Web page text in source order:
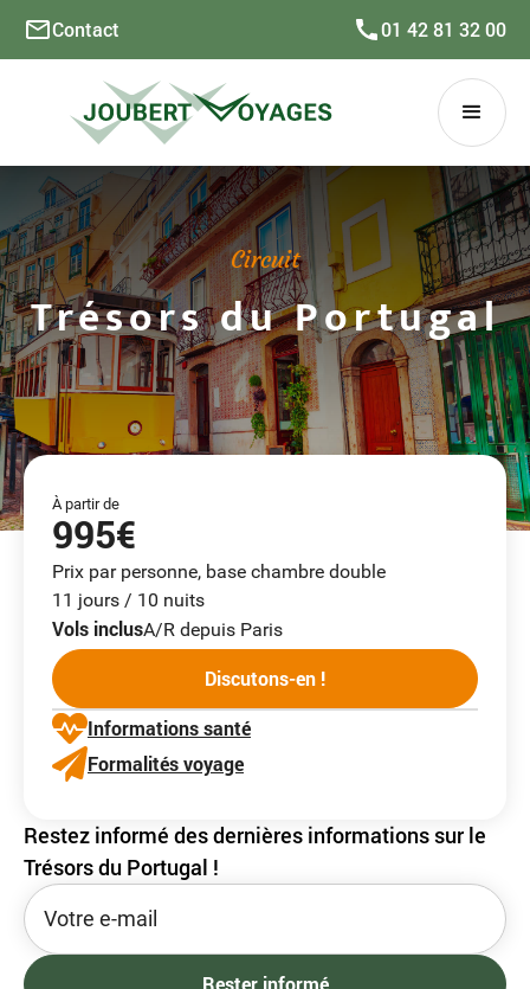
Contact 01 42 81 32 00
Circuit
Trésors du Portugal
Restez informé des dernières informations sur le
Trésors du Portugal !
À partir de
995€
Prix par personne, base chambre double
11 jours / 10 nuits
Vols inclusA/R depuis Paris
Discutons-en !
Informations santé
Formalités voyage